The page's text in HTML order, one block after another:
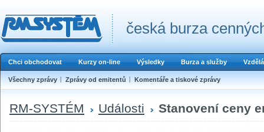
česká burza
Chci obchodovat Kurzy on-line Výsledky Burza a služby
Všechny zprávy Zprávy od emitentů Komentáře a tiskové zprávy
RM-SYSTÉM Události Stanovení ceny